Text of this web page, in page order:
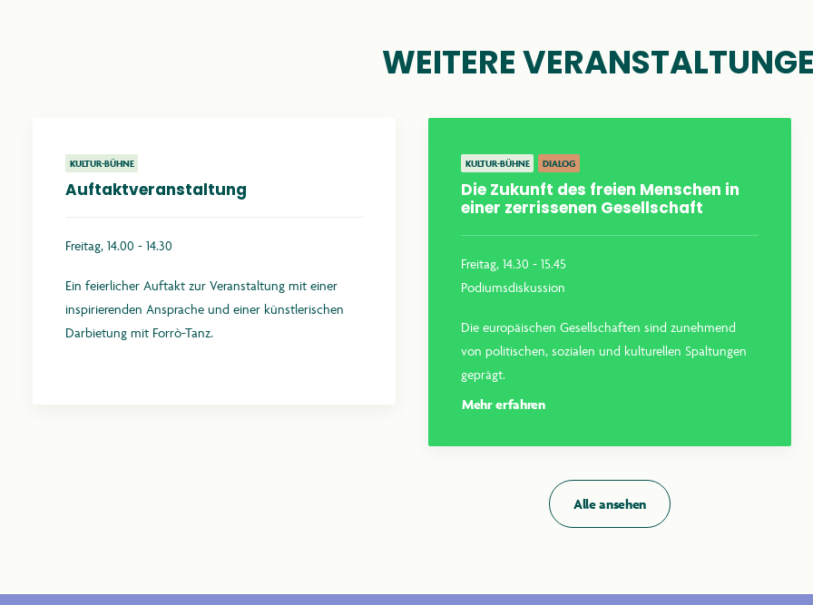
anthroposophie.de
WEITERE
KULTUR-BÜHNE
Auftaktveranstaltung
Freitag, 14.00 - 14.30
Ein feierlicher Auftakt zur Veranstaltung mit einer
inspirierenden Ansprache und einer künstlerischen
Darbietung mit Forrò-Tanz.
KULTUR-BÜHNE DIALOG
Die Zukunft des freien Menschen in
einer zerrissenen Gesellschaft
Freitag, 14.30 - 15.45
Podiumsdiskussion
Die europäischen Gesellschaften sind zunehmend
von politischen, sozialen und kulturellen Spaltungen
geprägt.
Mehr erfahren
Alle ansehen